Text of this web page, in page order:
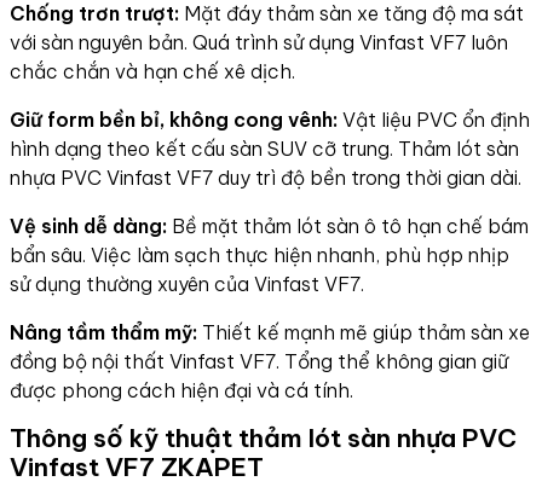
Chống trơn trượt: Mặt đáy thảm sàn xe tăng độ ma sát
với sàn nguyên bản. Quá trình sử dụng Vinfast VF7 luôn
chắc chắn và hạn chế xê dịch.
Giữ form bền bỉ, không cong vênh: Vật liệu PVC ổn định
hình dạng theo kết cấu sàn SUV cỡ trung. Thảm lót sàn
nhựa PVC Vinfast VF7 duy trì độ bền trong thời gian dài.
Vệ sinh dễ dàng: Bề mặt thảm lót sàn ô tô hạn chế bám
bẩn sâu. Việc làm sạch thực hiện nhanh, phù hợp nhịp
sử dụng thường xuyên của Vinfast VF7.
Nâng tầm thẩm mỹ: Thiết kế mạnh mẽ giúp thảm sàn xe
đồng bộ nội thất Vinfast VF7. Tổng thể không gian giữ
được phong cách hiện đại và cá tính.
Thông số kỹ thuật thảm lót sàn nhựa PVC
Vinfast VF7 ZKAPET